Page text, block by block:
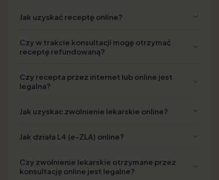
Jak uzyskać receptę online?
Czy w trakcie konsultacji mogę otrzymać
receptę refundowaną?
Czy recepta przez internet lub online jest
legalna?
Jak uzyskac zwolnienie lekarskie online?
Jak działa L4 (e-ZLA) online?
Czy zwolnienie lekarskie otrzymane przez
konsultację online jest legalne?